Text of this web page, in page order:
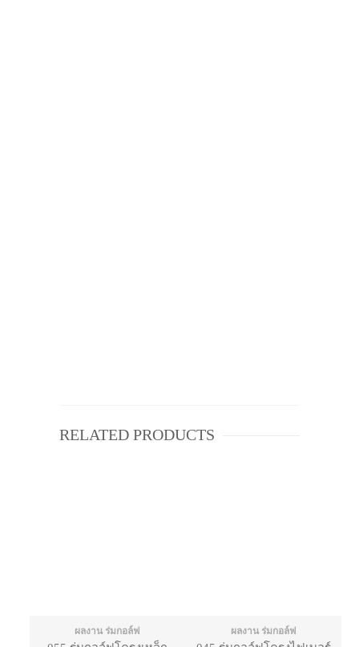
RELATED PRODUCTS
ผลงาน ร่มกอล์ฟ ผลงาน ร่มกอล์ฟ